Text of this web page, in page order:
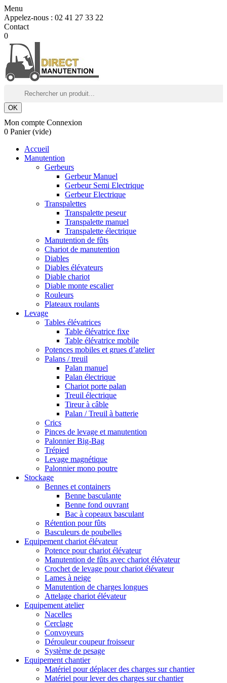
Menu
Appelez-nous : 02 41 27 33 22
Contact
0
OK
Mon compte Connexion
0 Panier (vide)
Accueil
Manutention
Gerbeurs
Gerbeur Manuel
Gerbeur Semi Electrique
Gerbeur Electrique
Transpalettes
Transpalette peseur
Transpalette manuel
Transpalette électrique
Manutention de fûts
Chariot de manutention
Diables
Diables élévateurs
Diable chariot
Diable monte escalier
Rouleurs
Plateaux roulants
Levage
Tables élévatrices
Table élévatrice fixe
Table élévatrice mobile
Potences mobiles et grues d’atelier
Palans / treuil
Palan manuel
Palan électrique
Chariot porte palan
Treuil électrique
Tireur à câble
Palan / Treuil à batterie
Crics
Pinces de levage et manutention
Palonnier Big-Bag
Trépied
Levage magnétique
Palonnier mono poutre
Stockage
Bennes et containers
Benne basculante
Benne fond ouvrant
Bac à copeaux basculant
Rétention pour fûts
Basculeurs de poubelles
Equipement chariot élévateur
Potence pour chariot élévateur
Manutention de fûts avec chariot élévateur
Crochet de levage pour chariot élévateur
Lames à neige
Manutention de charges longues
Attelage chariot élévateur
Equipement atelier
Nacelles
Cerclage
Convoyeurs
Dérouleur coupeur froisseur
Système de pesage
Equipement chantier
Matériel pour déplacer des charges sur chantier
Matériel pour lever des charges sur chantier